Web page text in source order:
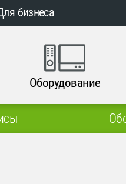
бизнеса
Оборудование